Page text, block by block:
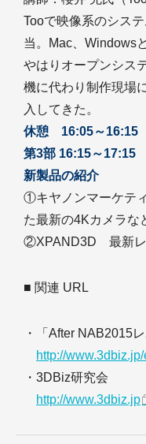
Tooで映像系のシス
当。Mac、Windows
やはりオープンシス
機に代わり制作現場
入してきた。
休憩 16:05～16:15
第3部 16:15～17:15
新製品の紹介
①キヤノンマーケテ
た最新の4Kカメラな
②XPAND3D 最新レ
■ 関連 URL
・「After NAB2015レ
http://
・3DBiz研究会
http://www.3dbiz.jp